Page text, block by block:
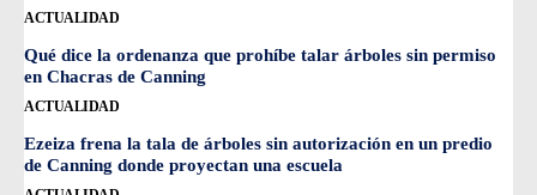
ACTUALIDAD
Qué dice la ordenanza que prohíbe talar árboles sin permiso
en Chacras de Canning
ACTUALIDAD
Ezeiza frena la tala de árboles sin autorización en un predio
de Canning donde proyectan una escuela